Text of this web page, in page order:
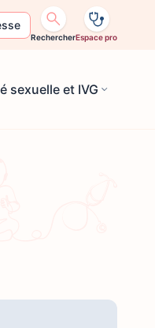
RechercherEspace pro
sexuelle et IVG